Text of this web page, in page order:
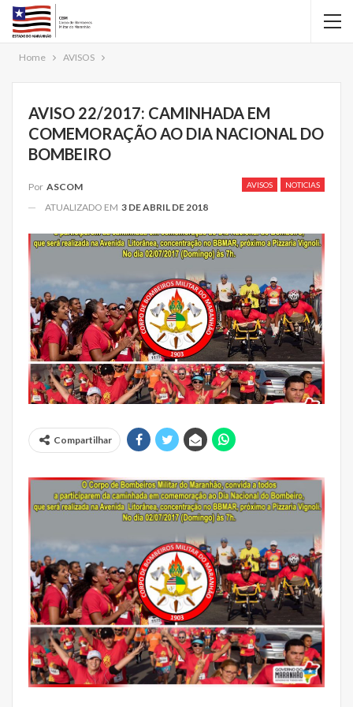
Home AVISOS
AVISO 22/2017: CAMINHADA EM
COMEMORAÇÃO AO DIA NACIONAL DO
BOMBEIRO
AVISOS NOTICIAS
Por ASCOM
ATUALIZADO EM 3 DE ABRIL DE 2018
Compartilhar